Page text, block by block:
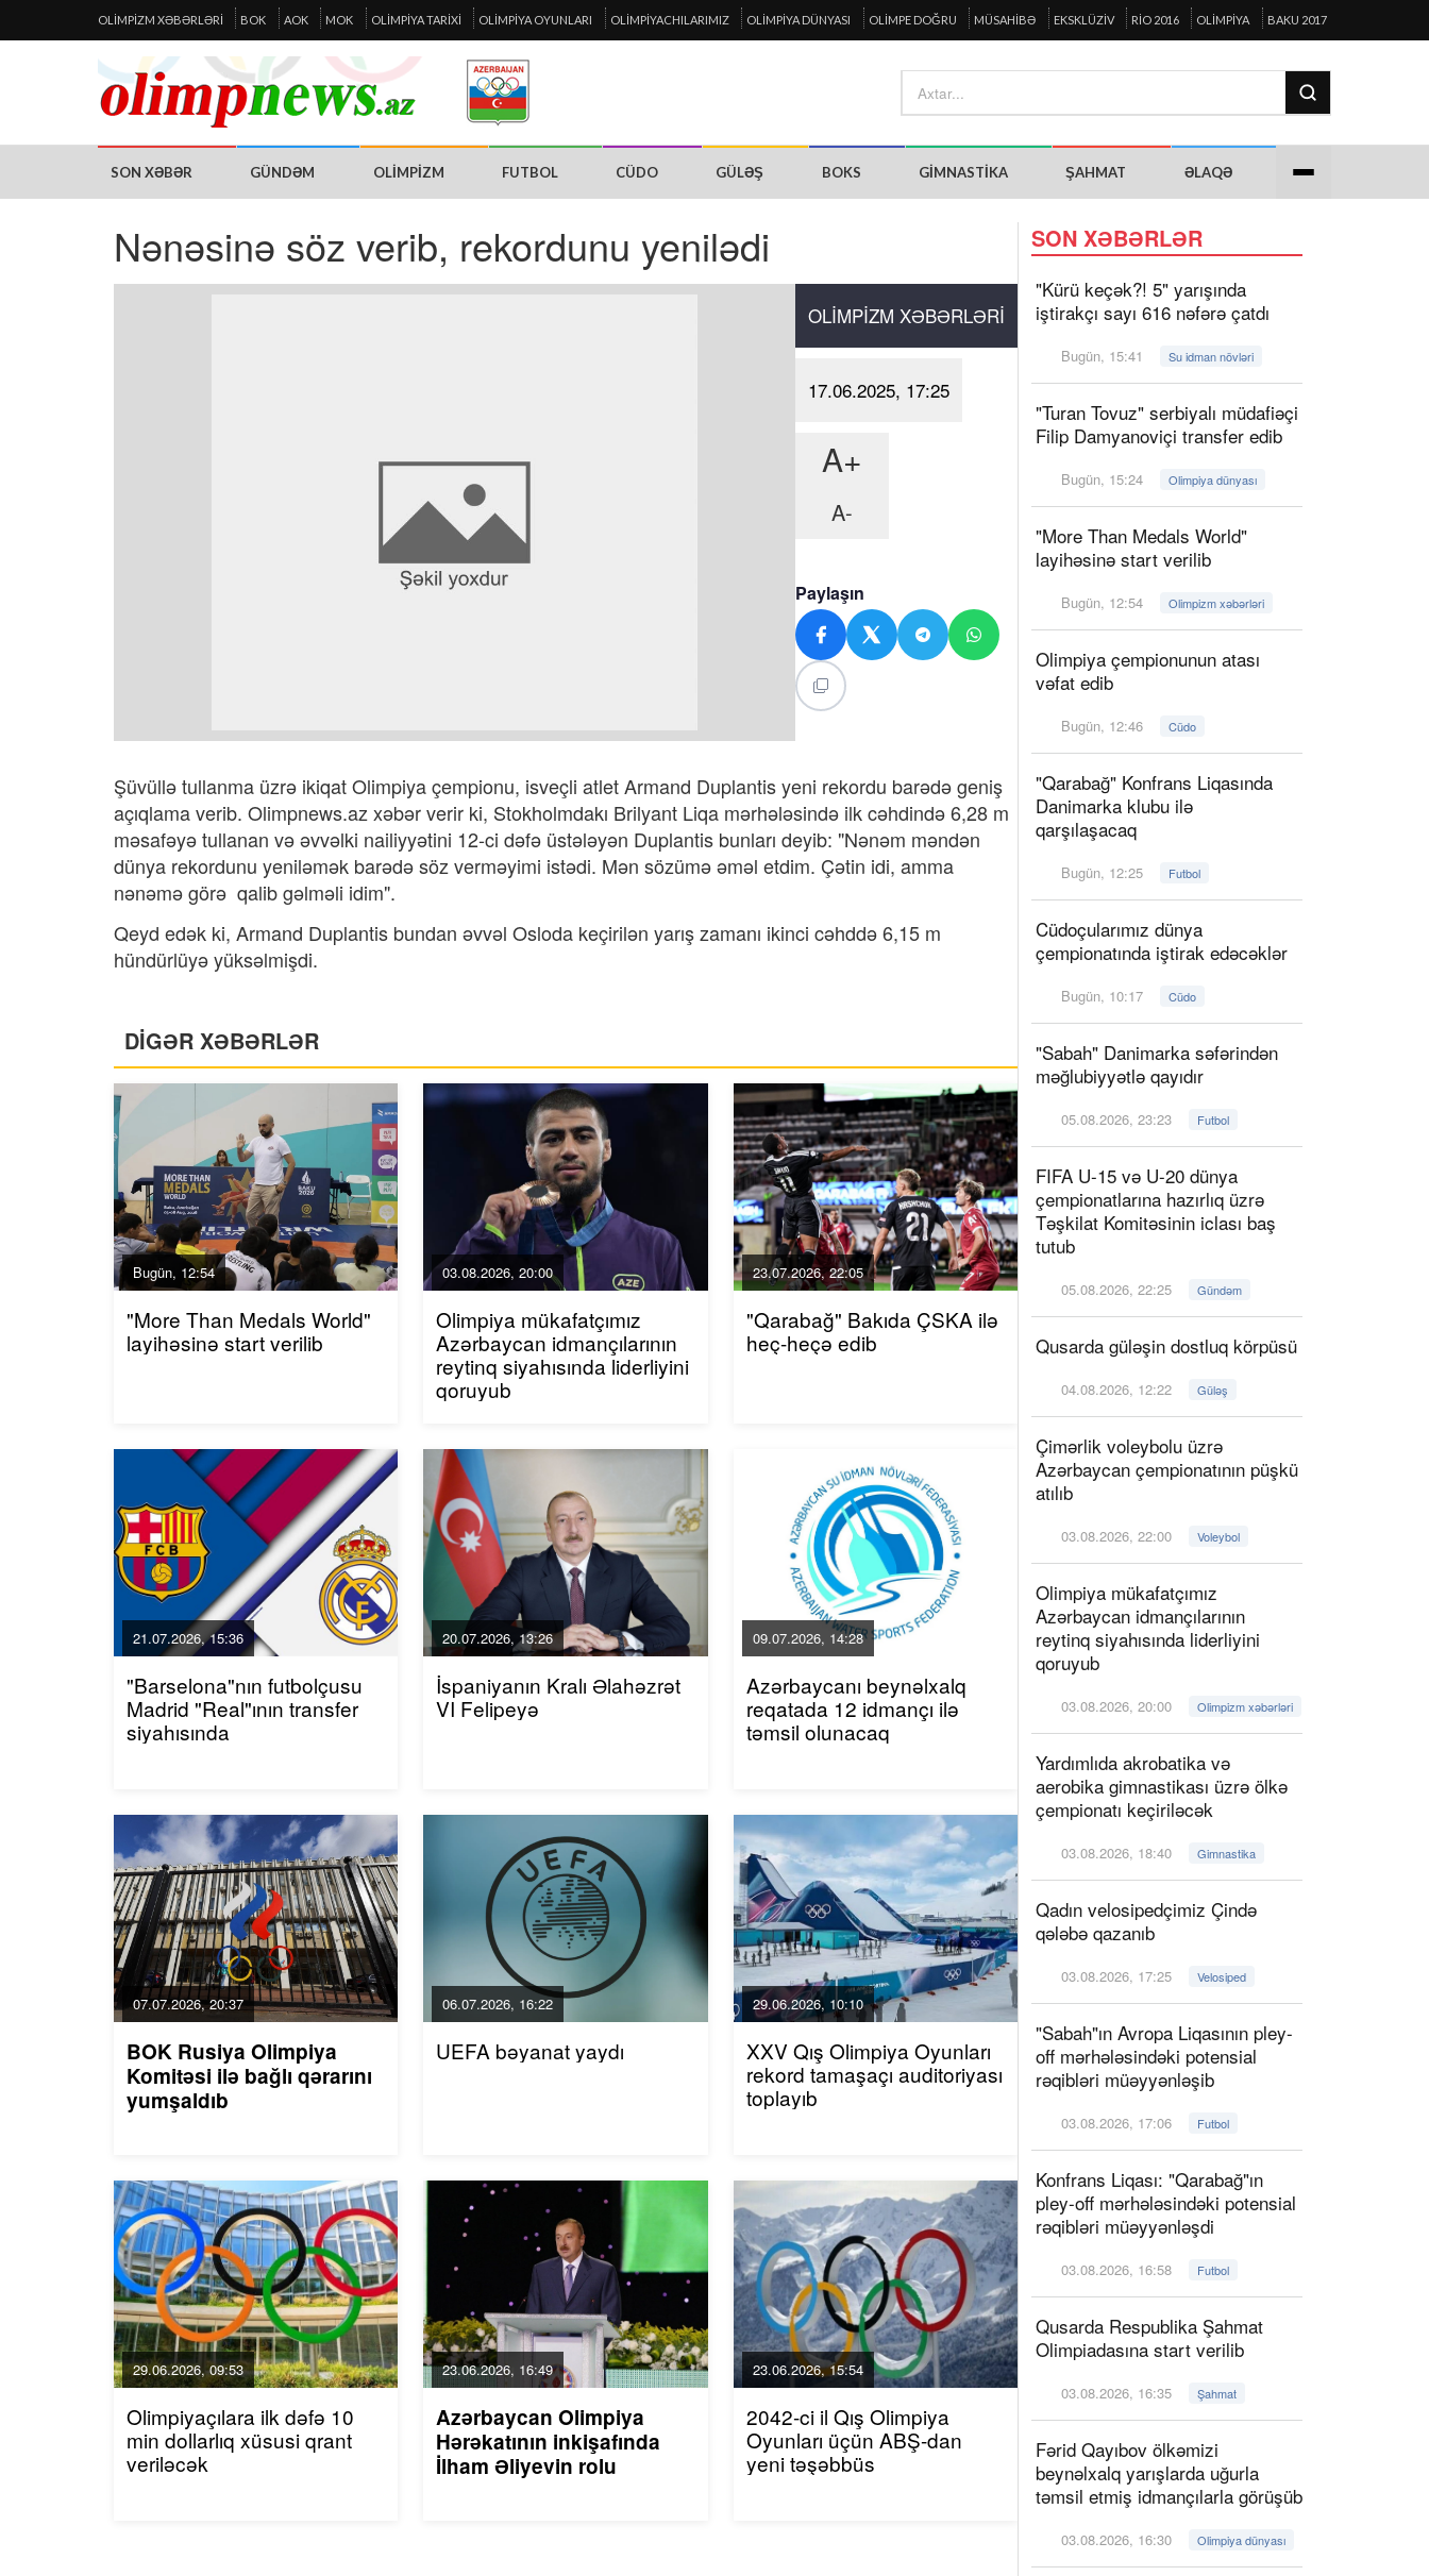
OLIMPIZM XƏBƏRLƏRI BOK AOK MOK OLIMPIYA TARIXI OLIMPIYA OYUNLARI OLIMPIYACHILARIMIZ OLIMPIYA DÜNYASI OLIMPE DOĞRU MÜSAHIBƏ EKSKLÜZIV RIO 2016 OLIMPIYA BAKU 2017
SON XƏBƏR GÜNDƏM OLIMPIZM FUTBOL CÜDO GÜLƏŞ BOKS GIMNASTIKA ŞAHMAT ƏLAQƏ
Nənəsinə söz verib, rekordunu yenilədi
OLIMPIZM XƏBƏRLƏRI
17.06.2025, 17:25
A+
A-
Paylaşın
Şüvüllə tullanma üzrə ikiqat Olimpiya çempionu, isveçli atlet Armand Duplantis yeni rekordu barədə geniş
açıqlama verib. Olimpnews.az xəbər verir ki, Stokholmdakı Brilyant Liqa mərhələsində ilk cəhdində 6,28 m
məsafəyə tullanan və əvvəlki nailiyyətini 12-ci dəfə üstələyən Duplantis bunları deyib: "Nənəm məndən
dünya rekordunu yeniləmək barədə söz verməyimi istədi. Mən sözümə əməl etdim. Çətin idi, amma
nənəmə görə qalib gəlməli idim".
Qeyd edək ki, Armand Duplantis bundan əvvəl Osloda keçirilən yarış zamanı ikinci cəhddə 6,15 m
hündürlüyə yüksəlmişdi.
DİGƏR XƏBƏRLƏR
Bugün, 12:54
"More Than Medals World"
layihəsinə start verilib
03.08.2026, 20:00
Olimpiya mükafatçımız
Azərbaycan idmançılarının
reytinq siyahısında liderliyini
qoruyub
23.07.2026, 22:05
"Qarabağ" Bakıda ÇSKA ilə
heç-heçə edib
21.07.2026, 15:36
"Barselona"nın futbolçusu
Madrid "Real"ının transfer
siyahısında
20.07.2026, 13:26
İspaniyanın Kralı Əlahəzrət
VI Felipeyə
09.07.2026, 14:28
Azərbaycanı beynəlxalq
reqatada 12 idmançı ilə
təmsil olunacaq
07.07.2026, 20:37
BOK Rusiya Olimpiya
Komitəsi ilə bağlı qərarını
yumşaldıb
06.07.2026, 16:22
UEFA bəyanat yaydı
29.06.2026, 10:10
XXV Qış Olimpiya Oyunları
rekord tamaşaçı auditoriyası
toplayıb
29.06.2026, 09:53
Olimpiyaçılara ilk dəfə 10
min dollarlıq xüsusi qrant
veriləcək
23.06.2026, 16:49
Azərbaycan Olimpiya
Hərəkatının inkişafında
İlham Əliyevin rolu
23.06.2026, 15:54
2042-ci il Qış Olimpiya
Oyunları üçün ABŞ-dan
yeni təşəbbüs
SON XƏBƏRLƏR
"Kürü keçək?! 5" yarışında
iştirakçı sayı 616 nəfərə çatdı
Bugün, 15:41 Su idman növləri
"Turan Tovuz" serbiyalı müdafiəçi
Filip Damyanoviçi transfer edib
Bugün, 15:24 Olimpiya dünyası
"More Than Medals World"
layihəsinə start verilib
Bugün, 12:54 Olimpizm xəbərləri
Olimpiya çempionunun atası
vəfat edib
Bugün, 12:46 Cüdo
"Qarabağ" Konfrans Liqasında
Danimarka klubu ilə
qarşılaşacaq
Bugün, 12:25 Futbol
Cüdoçularımız dünya
çempionatında iştirak edəcəklər
Bugün, 10:17 Cüdo
"Sabah" Danimarka səfərindən
məğlubiyyətlə qayıdır
05.08.2026, 23:23 Futbol
FIFA U-15 və U-20 dünya
çempionatlarına hazırlıq üzrə
Təşkilat Komitəsinin iclası baş
tutub
05.08.2026, 22:25 Gündəm
Qusarda güləşin dostluq körpüsü
04.08.2026, 12:22 Güləş
Çimərlik voleybolu üzrə
Azərbaycan çempionatının püşkü
atılıb
03.08.2026, 22:00 Voleybol
Olimpiya mükafatçımız
Azərbaycan idmançılarının
reytinq siyahısında liderliyini
qoruyub
03.08.2026, 20:00 Olimpizm xəbərləri
Yardımlıda akrobatika və
aerobika gimnastikası üzrə ölkə
çempionatı keçiriləcək
03.08.2026, 18:40 Gimnastika
Qadın velosipedçimiz Çində
qələbə qazanıb
03.08.2026, 17:25 Velosiped
"Sabah"ın Avropa Liqasının pley-
off mərhələsindəki potensial
rəqibləri müəyyənləşib
03.08.2026, 17:06 Futbol
Konfrans Liqası: "Qarabağ"ın
pley-off mərhələsindəki potensial
rəqibləri müəyyənləşdi
03.08.2026, 16:58 Futbol
Qusarda Respublika Şahmat
Olimpiadasına start verilib
03.08.2026, 16:35 Şahmat
Fərid Qayıbov ölkəmizi
beynəlxalq yarışlarda uğurla
təmsil etmiş idmançılarla görüşüb
03.08.2026, 16:30 Olimpiya dünyası